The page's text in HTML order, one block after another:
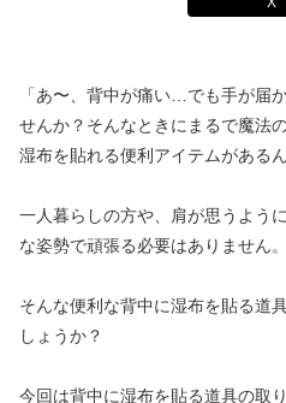
「あ〜、背中が痛い…でも手が届
せんか？そんなときにまるで魔法
湿布を貼れる便利アイテムがある
一人暮らしの方や、肩が思うよう
な姿勢で頑張る必要はありません。
そんな便利な背中に湿布を貼る道
しょうか？
今回は背中に湿布を貼る道具の取